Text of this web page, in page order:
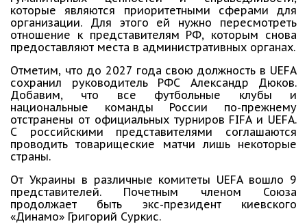
которые являются приоритетными сферами для
организации. Для этого ей нужно пересмотреть
отношение к представителям РФ, которым снова
предоставляют места в административных органах.
Отметим, что до 2027 года свою должность в UEFA
сохранил руководитель РФС Александр Дюков.
Добавим, что все футбольные клубы и
национальные команды России по-прежнему
отстранены от официальных турниров FIFA и UEFA.
С российскими представителями соглашаются
проводить товарищеские матчи лишь некоторые
страны.
От Украины в различные комитеты UEFA вошло 9
представителей. Почетным членом Союза
продолжает быть экс-президент киевского
«Динамо» Григорий Суркис.